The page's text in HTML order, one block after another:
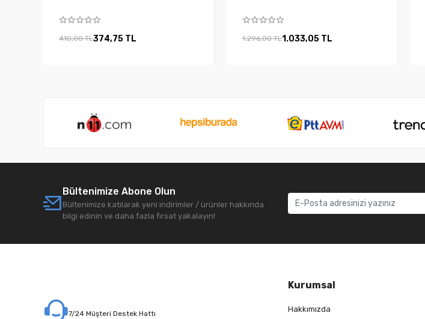
410,00 TL374,75 TL 1.296,00 TL1.033,05 TL
Bültenimize Abone Olun
Bültenimize katılarak yeni indirimler / ürünler hakkında
bilgi edinin ve daha fazla fırsat yakalayın!
7/24 Müşteri Destek Hattı
Kurumsal
Hakkımızda